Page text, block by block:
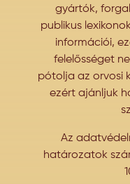
gyártók,
publikus
információi,
felelősséget
pótolja az orvosi
ezért ajánljuk
Az
határozatok